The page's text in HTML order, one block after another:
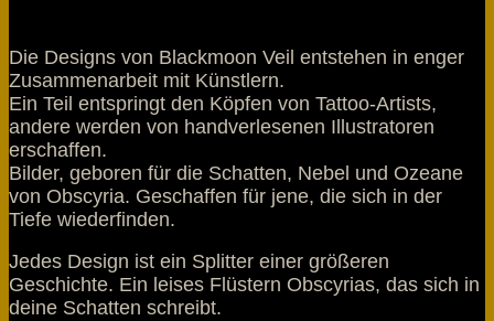
Die Designs von Blackmoon Veil entstehen in enger
Zusammenarbeit mit Künstlern.
Ein Teil entspringt den Köpfen von Tattoo-Artists,
andere werden von handverlesenen Illustratoren
erschaffen.
Bilder, geboren für die Schatten, Nebel und Ozeane
von Obscyria. Geschaffen für jene, die sich in der
Tiefe wiederfinden.
Jedes Design ist ein Splitter einer größeren
Geschichte. Ein leises Flüstern Obscyrias, das sich in
deine Schatten schreibt.